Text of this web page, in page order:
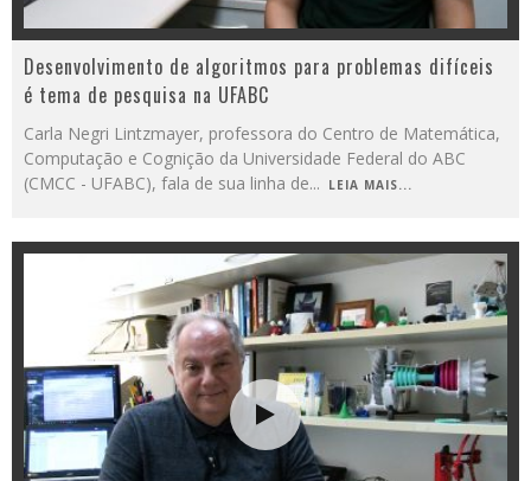
Desenvolvimento de algoritmos para problemas difíceis
é tema de pesquisa na UFABC
Carla Negri Lintzmayer, professora do Centro de Matemática,
Computação e Cognição da Universidade Federal do ABC
(CMCC - UFABC), fala de sua linha de... LEIA MAIS...